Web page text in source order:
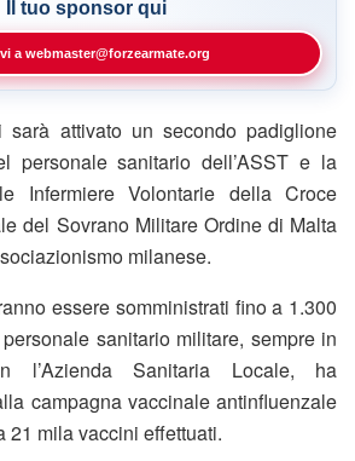
Il tuo sponsor qui
a webmaster@forzearmate.org
sarà attivato un secondo padiglione
personale sanitario dell’ASST e la
Infermiere Volontarie della Croce
del Sovrano Militare Ordine di Malta
milanese.
essere somministrati fino a 1.300
sanitario militare, sempre in
l’Azienda Sanitaria Locale, ha
campagna vaccinale antinfluenzale
21 mila vaccini effettuati.